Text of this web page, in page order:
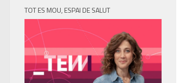
TOT ES MOU, ESPAI DE SALUT